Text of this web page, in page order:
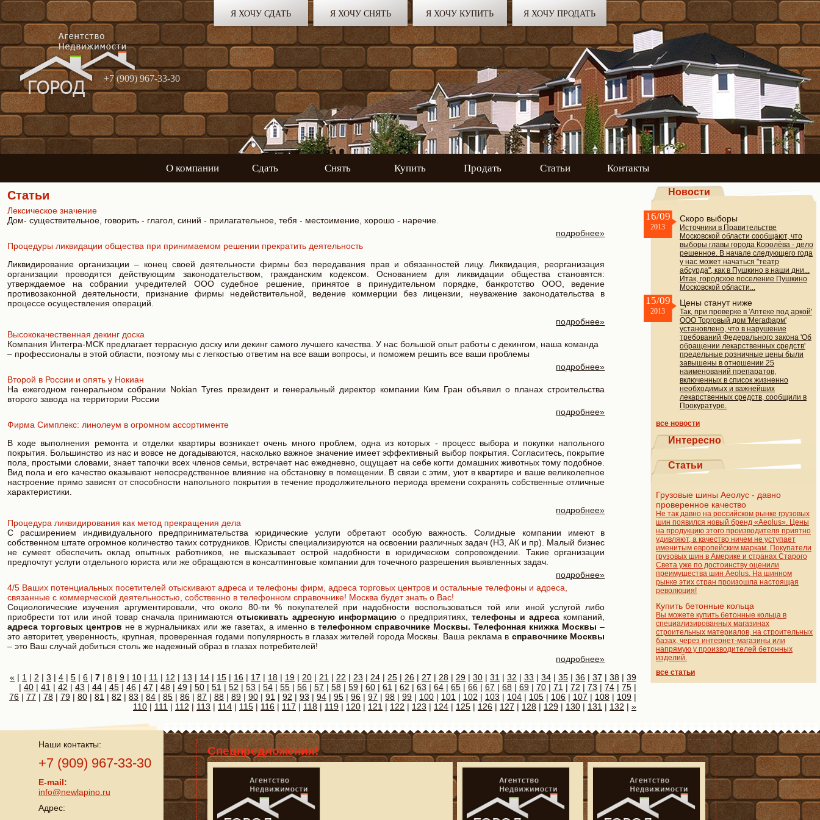
Я ХОЧУ СДАТЬ Я ХОЧУ СНЯТЬ Я ХОЧУ КУПИТЬ Я ХОЧУ ПРОДАТЬ
+7 (909) 967-33-30
О компании Сдать Снять Купить Продать Статьи Контакты
Статьи
Лексическое значение
Дом- существительное, говорить - глагол, синий - прилагательное, тебя - местоимение, хорошо - наречие.
подробнее»
Процедуры ликвидации общества при принимаемом решении прекратить деятельность
Ликвидирование организации – конец своей деятельности фирмы без передавания прав и обязанностей лицу. Ликвидация, реорганизация
организации проводятся действующим законодательством, гражданским кодексом. Основанием для ликвидации общества становятся:
утверждаемое на собрании учредителей ООО судебное решение, принятое в принудительном порядке, банкротство ООО, ведение
противозаконной деятельности, признание фирмы недействительной, ведение коммерции без лицензии, неуважение законодательства в
процессе осуществления операций.
подробнее»
Высококачественная декинг доска
Компания Интегра-МСК предлагает террасную доску или декинг самого лучшего качества. У нас большой опыт работы с декингом, наша команда
– профессионалы в этой области, поэтому мы с легкостью ответим на все ваши вопросы, и поможем решить все ваши проблемы
подробнее»
Второй в России и опять у Нокиан
На ежегодном генеральном собрании Nokian Tyres президент и генеральный директор компании Ким Гран объявил о планах строительства
второго завода на территории России
подробнее»
Фирма Симплекс: линолеум в огромном ассортименте
В ходе выполнения ремонта и отделки квартиры возникает очень много проблем, одна из которых - процесс выбора и покупки напольного
покрытия. Большинство из нас и вовсе не догадываются, насколько важное значение имеет эффективный выбор покрытия. Согласитесь, покрытие
пола, простыми словами, знает тапочки всех членов семьи, встречает нас ежедневно, ощущает на себе когти домашних животных тому подобное.
Вид пола и его качество оказывают непосредственное влияние на обстановку в помещении. В связи с этим, уют в квартире и ваше великолепное
настроение прямо зависят от способности напольного покрытия в течение продолжительного периода времени сохранять собственные отличные
характеристики.
подробнее»
Процедура ликвидирования как метод прекращения дела
С расширением индивидуального предпринимательства юридические услуги обретают особую важность. Солидные компании имеют в
собственном штате огромное количество таких сотрудников. Юристы специализируются на освоении различных задач (НЗ, АК и пр). Малый бизнес
не сумеет обеспечить оклад опытных работников, не высказывает острой надобности в юридическом сопровождении. Такие организации
предпочтут услуги отдельного юриста или же обращаются в консалтинговые компании для точечного разрешения выявленных задач.
подробнее»
4/5 Ваших потенциальных посетителей отыскивают адреса и телефоны фирм, адреса торговых центров и остальные телефоны и адреса,
связанные с коммерческой деятельностью, собственно в телефонном справочнике! Москва будет знать о Вас!
Социологические изучения аргументировали, что около 80-ти % покупателей при надобности воспользоваться той или иной услугой либо
приобрести тот или иной товар сначала принимаютсяотыскивать адресную информацию о предприятиях,телефоны и адреса компаний,
адреса торговых центров не в журнальчиках или же газетах, а именно втелефонном справочнике Москвы. Телефонная книжка Москвы –
это авторитет, уверенность, крупная, проверенная годами популярность в глазах жителей города Москвы. Ваша реклама в справочнике Москвы
– это Ваш случай добиться столь же надежный образ в глазах потребителей!
подробнее»
« | 1 | 2 | 3 | 4 | 5 | 6 | 7 | 8 | 9 | 10 | 11 | 12 | 13 | 14 | 15 | 16 | 17 | 18 | 19 | 20 | 21 | 22 | 23 | 24 | 25 | 26 | 27 | 28 | 29 | 30 | 31 | 32 | 33 | 34 | 35 | 36 | 37 | 38 | 39
| 40 | 41 | 42 | 43 | 44 | 45 | 46 | 47 | 48 | 49 | 50 | 51 | 52 | 53 | 54 | 55 | 56 | 57 | 58 | 59 | 60 | 61 | 62 | 63 | 64 | 65 | 66 | 67 | 68 | 69 | 70 | 71 | 72 | 73 | 74 | 75 |
76 | 77 | 78 | 79 | 80 | 81 | 82 | 83 | 84 | 85 | 86 | 87 | 88 | 89 | 90 | 91 | 92 | 93 | 94 | 95 | 96 | 97 | 98 | 99 | 100 | 101 | 102 | 103 | 104 | 105 | 106 | 107 | 108 | 109 |
110 | 111 | 112 | 113 | 114 | 115 | 116 | 117 | 118 | 119 | 120 | 121 | 122 | 123 | 124 | 125 | 126 | 127 | 128 | 129 | 130 | 131 | 132 | »
Новости
16/09
2013
Скоро выборы
Источники в Правительстве
Московской области сообщают, что
выборы главы города Королёва - дело
решенное. В начале следующего года
у нас может начаться "театр
абсурда", как в Пушкино в наши дни...
Итак, городское поселение Пушкино
Московской области...
15/09
2013
Цены станут ниже
Так, при проверке в 'Аптеке под аркой'
ООО Торговый дом 'Мегафарм'
установлено, что в нарушение
требований Федерального закона 'Об
обращении лекарственных средств'
предельные розничные цены были
завышены в отношении 25
наименований препаратов,
включенных в список жизненно
необходимых и важнейших
лекарственных средств, сообщили в
Прокуратуре.
все новости
Интересно
Статьи
Грузовые шины Аеолус - давно
проверенное качество
Не так давно на российском рынке грузовых
шин появился новый бренд «Aeolus». Цены
на продукцию этого производителя приятно
удивляют, а качество ничем не уступает
именитым европейским маркам. Покупатели
грузовых шин в Америке и странах Старого
Света уже по достоинству оценили
преимущества шин Aeolus. На шинном
рынке этих стран произошла настоящая
революция!
Купить бетонные кольца
Вы можете купить бетонные кольца в
специализированных магазинах
строительных материалов, на строительных
базах, через интернет-магазины или
напрямую у производителей бетонных
изделий.
все статьи
Наши контакты:
+7 (909) 967-33-30
E-mail:
info@newlapino.ru
Адрес:
Спецпредложения!